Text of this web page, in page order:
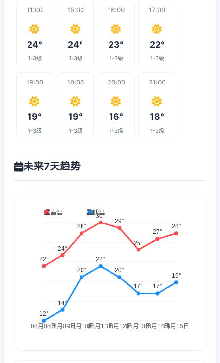
11:00
24°
1-3级
15:00
24°
1-3级
16:00
23°
1-3级
17:00
22°
1-3级
18:00
19°
1-3级
19:00
19°
1-3级
20:00
16°
1-3级
21:00
18°
1-3级
未来7天趋势